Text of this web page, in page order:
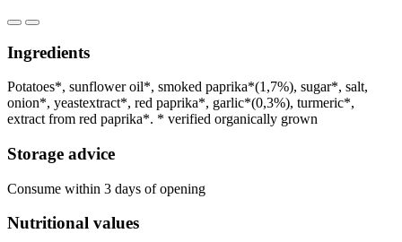
Ingredients
Potatoes*, sunflower oil*, smoked paprika*(1,7%), sugar*, salt,
onion*, yeastextract*, red paprika*, garlic*(0,3%), turmeric*,
extract from red paprika*. * verified organically grown
Storage advice
Consume within 3 days of opening
Nutritional values